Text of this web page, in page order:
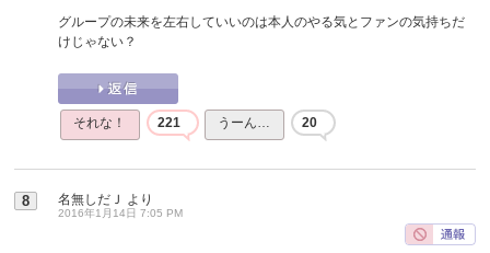
グループの未来を左右していいのは本人のやる気とファンの気持ちだ
けじゃない？
それな！ 221 うーん… 20
8 名無しだＪ より
2016年1月14日 7:05 PM